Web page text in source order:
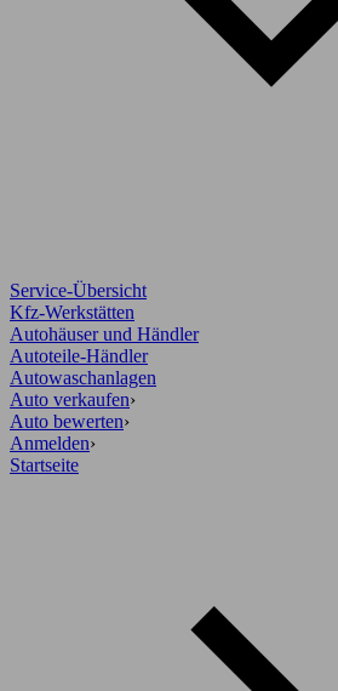
Service-Übersicht
Kfz-Werkstätten
Autohäuser und Händler
Autoteile-Händler
Autowaschanlagen
Auto verkaufen›
Auto bewerten›
Anmelden›
Startseite